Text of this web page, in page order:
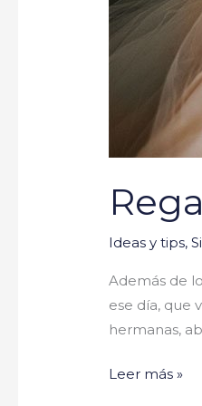
Ideas y tips,
Además de
ese día, que
hermanas,
Leer más »